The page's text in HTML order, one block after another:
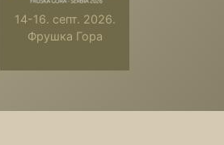
14-16. септ. 2026.
Фрушка Гора